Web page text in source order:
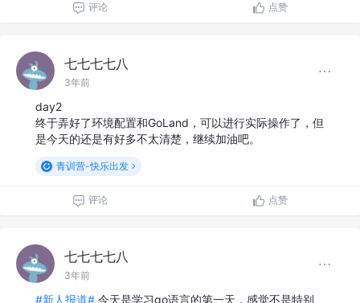
评论 点赞
七七七七八
3年前
day2
终于弄好了环境配置和GoLand，可以进行实际操作了，但
是今天的还是有好多不太清楚，继续加油吧。
青训营-快乐出发
评论 点赞
七七七七八
3年前
#新人报道# 今天是学习go语言的第一天，感觉不是特别